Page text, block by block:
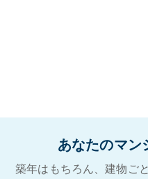
あなたのマン
築年はもちろん、建物ご